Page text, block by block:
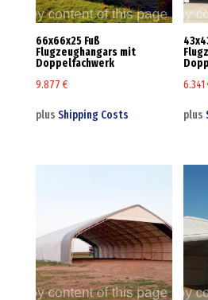
66x66x25 Fuß
Flugzeughangars mit
Doppelfachwerk
9.877 €
plus Shipping Costs
6.341
plus